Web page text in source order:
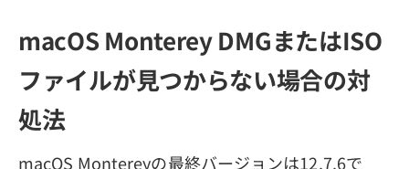
macOS Monterey DMGまたはISO
ファイルが見つからない場合の対
処法
macOS Montereyの最終バージョンは12.7.6で